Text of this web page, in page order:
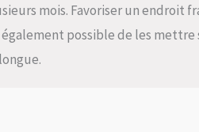
mois. Favoriser un endroit
possible de les